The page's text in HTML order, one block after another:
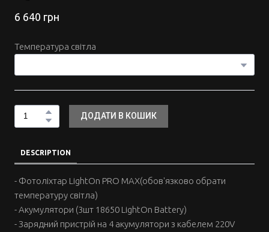
6 640 грн
Температура світла
ДОДАТИ В КОШИК
DESCRIPTION
- Фотоліхтар LightOn PRO MAX(обов'язково обрати
температуру світла)
- Акумулятори (3шт 18650 LightOn Battery)
- Зарядний пристрій на 4 акумулятори з кабелем 220V